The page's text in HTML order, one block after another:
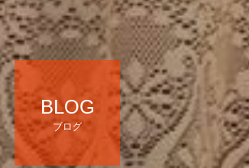
BLOG
ブログ